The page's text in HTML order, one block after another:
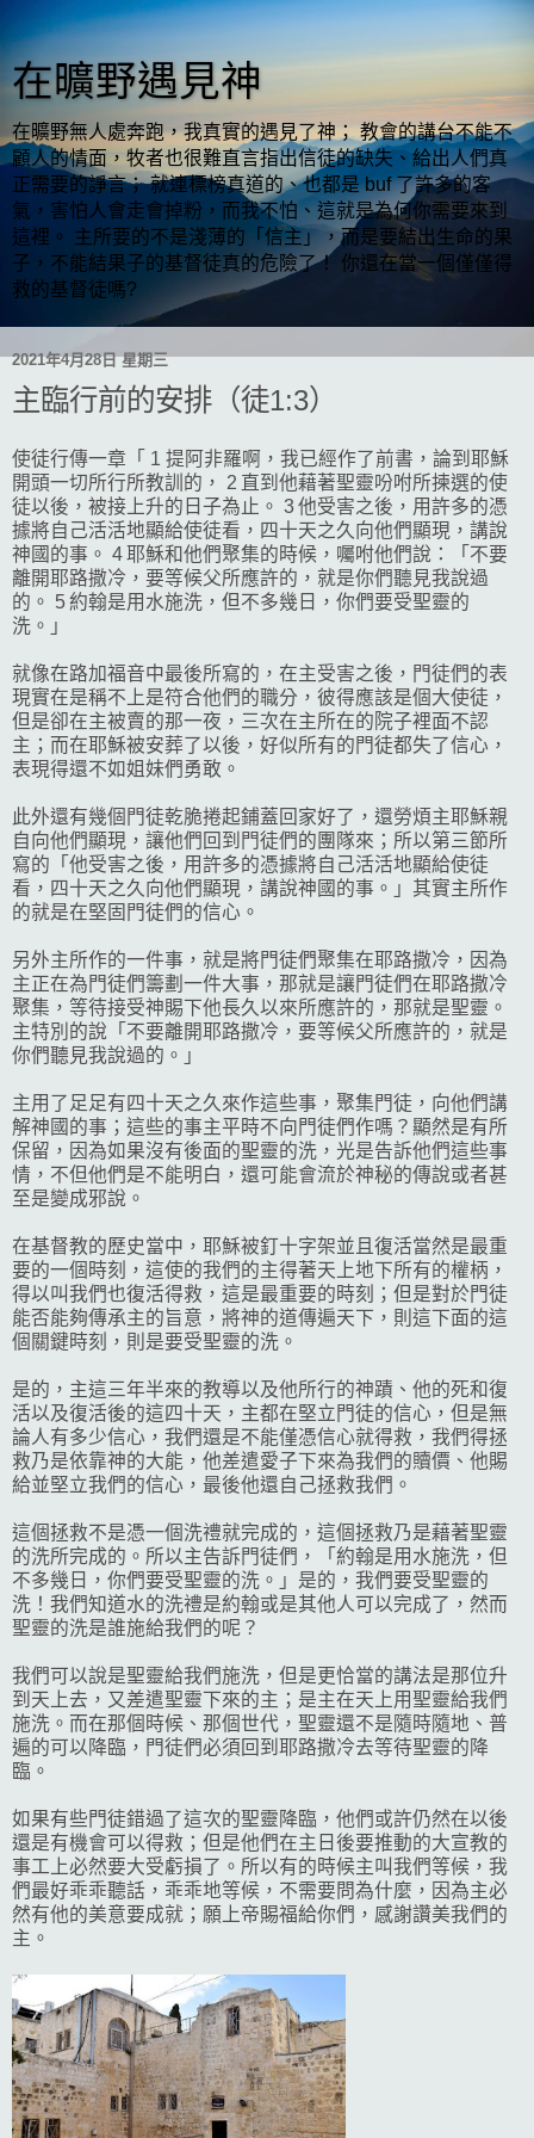
在曠野遇見神
在曠野無人處奔跑，我真實的遇見了神； 教會的講台不能不
顧人的情面，牧者也很難直言指出信徒的缺失、給出人們真
正需要的諍言； 就連標榜真道的、也都是 buf 了許多的客
氣，害怕人會走會掉粉，而我不怕、這就是為何你需要來到
這裡。 主所要的不是淺薄的「信主」，而是要結出生命的果
子，不能結果子的基督徒真的危險了！ 你還在當一個僅僅得
救的基督徒嗎?
2021年4月28日 星期三
主臨行前的安排（徒1:3）
使徒行傳一章「 1 提阿非羅啊，我已經作了前書，論到耶穌
開頭一切所行所教訓的， 2 直到他藉著聖靈吩咐所揀選的使
徒以後，被接上升的日子為止。 3 他受害之後，用許多的憑
據將自己活活地顯給使徒看，四十天之久向他們顯現，講說
神國的事。 4 耶穌和他們聚集的時候，囑咐他們說：「不要
離開耶路撒冷，要等候父所應許的，就是你們聽見我說過
的。 5 約翰是用水施洗，但不多幾日，你們要受聖靈的
洗。」
就像在路加福音中最後所寫的，在主受害之後，門徒們的表
現實在是稱不上是符合他們的職分，彼得應該是個大使徒，
但是卻在主被賣的那一夜，三次在主所在的院子裡面不認
主；而在耶穌被安葬了以後，好似所有的門徒都失了信心，
表現得還不如姐妹們勇敢。
此外還有幾個門徒乾脆捲起鋪蓋回家好了，還勞煩主耶穌親
自向他們顯現，讓他們回到門徒們的團隊來；所以第三節所
寫的「他受害之後，用許多的憑據將自己活活地顯給使徒
看，四十天之久向他們顯現，講說神國的事。」其實主所作
的就是在堅固門徒們的信心。
另外主所作的一件事，就是將門徒們聚集在耶路撒冷，因為
主正在為門徒們籌劃一件大事，那就是讓門徒們在耶路撒冷
聚集，等待接受神賜下他長久以來所應許的，那就是聖靈。
主特別的說「不要離開耶路撒冷，要等候父所應許的，就是
你們聽見我說過的。」
主用了足足有四十天之久來作這些事，聚集門徒，向他們講
解神國的事；這些的事主平時不向門徒們作嗎？顯然是有所
保留，因為如果沒有後面的聖靈的洗，光是告訴他們這些事
情，不但他們是不能明白，還可能會流於神秘的傳說或者甚
至是變成邪說。
在基督教的歷史當中，耶穌被釘十字架並且復活當然是最重
要的一個時刻，這使的我們的主得著天上地下所有的權柄，
得以叫我們也復活得救，這是最重要的時刻；但是對於門徒
能否能夠傳承主的旨意，將神的道傳遍天下，則這下面的這
個關鍵時刻，則是要受聖靈的洗。
是的，主這三年半來的教導以及他所行的神蹟、他的死和復
活以及復活後的這四十天，主都在堅立門徒的信心，但是無
論人有多少信心，我們還是不能僅憑信心就得救，我們得拯
救乃是依靠神的大能，他差遣愛子下來為我們的贖價、他賜
給並堅立我們的信心，最後他還自己拯救我們。
這個拯救不是憑一個洗禮就完成的，這個拯救乃是藉著聖靈
的洗所完成的。所以主告訴門徒們，「約翰是用水施洗，但
不多幾日，你們要受聖靈的洗。」是的，我們要受聖靈的
洗！我們知道水的洗禮是約翰或是其他人可以完成了，然而
聖靈的洗是誰施給我們的呢？
我們可以說是聖靈給我們施洗，但是更恰當的講法是那位升
到天上去，又差遣聖靈下來的主；是主在天上用聖靈給我們
施洗。而在那個時候、那個世代，聖靈還不是隨時隨地、普
遍的可以降臨，門徒們必須回到耶路撒冷去等待聖靈的降
臨。
如果有些門徒錯過了這次的聖靈降臨，他們或許仍然在以後
還是有機會可以得救；但是他們在主日後要推動的大宣教的
事工上必然要大受虧損了。所以有的時候主叫我們等候，我
們最好乖乖聽話，乖乖地等候，不需要問為什麼，因為主必
然有他的美意要成就；願上帝賜福給你們，感謝讚美我們的
主。